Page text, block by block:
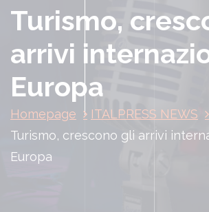
Turismo,
arrivi
Europa
Homepage
ITALPRESS NEWS
Turismo, crescono gli arrivi
Europa